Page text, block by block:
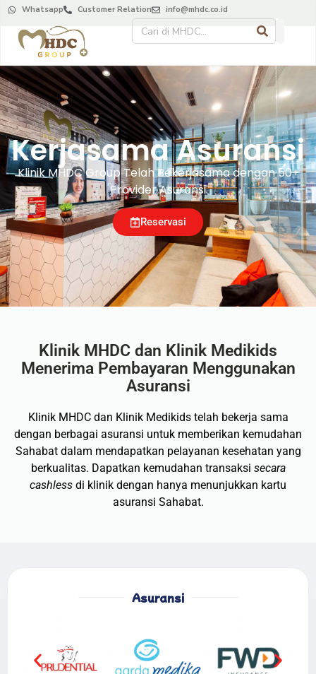
Whatsapp Customer Relation info@mhdc.co.id
Kerjasama Asuransi
Klinik MHDC Group Telah Bekerjasama dengan 50+
Provider Asuransi
Reservasi
Klinik MHDC dan Klinik Medikids
Menerima Pembayaran Menggunakan
Asuransi​
Klinik MHDC dan Klinik Medikids telah bekerja sama
dengan berbagai asuransi untuk memberikan kemudahan
Sahabat dalam mendapatkan pelayanan kesehatan yang
berkualitas. Dapatkan kemudahan transaksi secara
cashless di klinik dengan hanya menunjukkan kartu
asuransi Sahabat.
Asuransi